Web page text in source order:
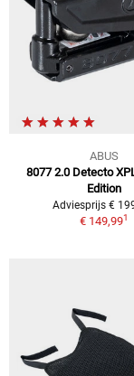
ABUS
8077 2.0 Detecto
Edition
Adviesprijs €
€ 149,991